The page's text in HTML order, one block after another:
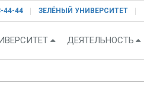
44-44 ЗЕЛЁНЫЙ УНИВЕРСИТЕТ
ДЕЯТЕЛЬНОСТЬ